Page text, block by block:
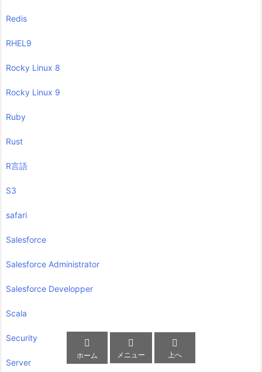
Redis
RHEL9
Rocky Linux 8
Rocky Linux 9
Ruby
Rust
R言語
S3
safari
Salesforce
Salesforce Administrator
Salesforce Developper
Scala
Security
Server

ホーム

メニュー

上へ